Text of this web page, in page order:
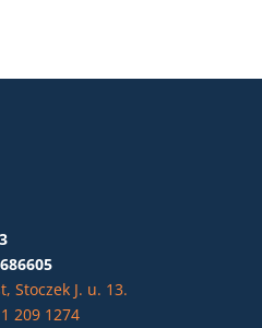
Stoczek J. u. 13.
209 1274